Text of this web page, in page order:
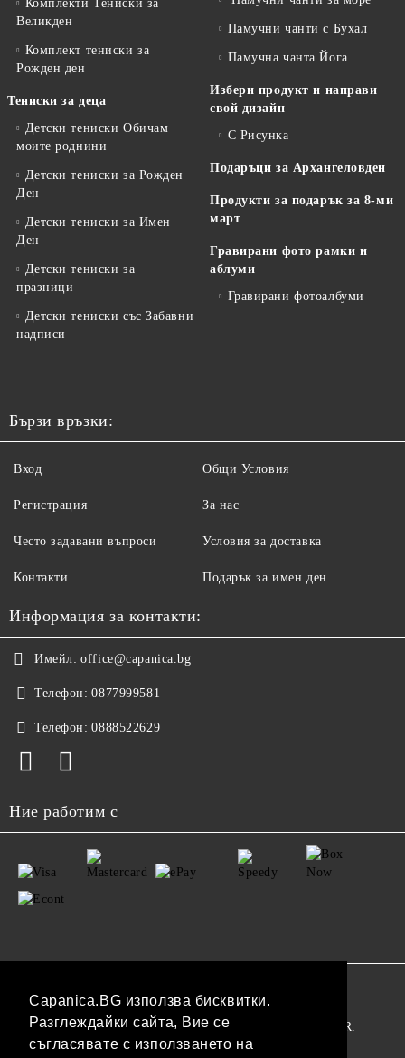
Capanica.BG използва бисквитки.
Разглеждайки сайта, Вие се
съгласявате с използването на
Комплекти Тениски за
Великден
Комплект тениски за
Рожден ден
Тениски за деца
Детски тениски Обичам
моите роднини
Детски тениски за Рожден
Ден
Детски тениски за Имен
Ден
Детски тениски за
празници
Детски тениски със Забавни
надписи
Памучни чанти с Бухал
Памучна чанта Йога
Избери продукт и направи
свой дизайн
С Рисунка
Подаръци за Архангеловден
Продукти за подарък за 8-ми
март
Гравирани фото рамки и
аблуми
Гравирани фотоалбуми
Бързи връзки:
Вход
Регистрация
Често задавани въпроси
Контакти
Общи Условия
За нас
Условия за доставка
Подарък за имен ден
Информация за контакти:
Имейл: office@capanica.bg
Телефон: 0877999581
Телефон: 0888522629
Ние работим с
Нашият онлайн магазин е 100% съобразен с GDPR.